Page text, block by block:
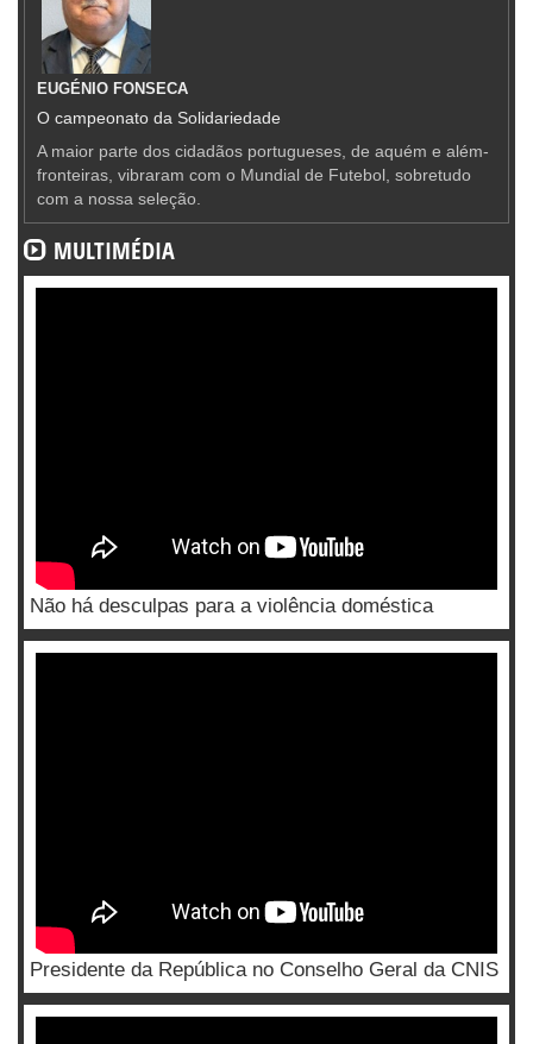
EUGÉNIO FONSECA
O campeonato da Solidariedade
A maior parte dos cidadãos portugueses, de aquém e além-
fronteiras, vibraram com o Mundial de Futebol, sobretudo
com a nossa seleção.
MULTIMÉDIA
Não há desculpas para a violência doméstica
Presidente da República no Conselho Geral da CNIS